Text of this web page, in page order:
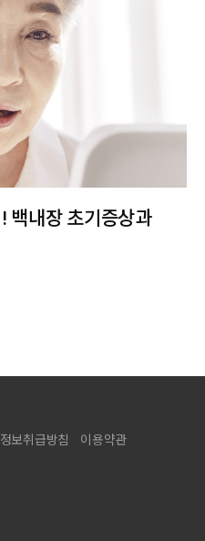
백내장 초기증상과
보취급방침 이용약관